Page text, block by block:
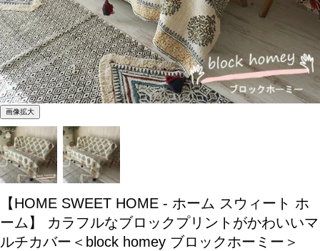
画像拡大
【HOME SWEET HOME - ホーム スウィート ホ
ーム】 カラフルなブロックプリントがかわいいマ
ルチカバー＜block homey ブロックホーミー＞